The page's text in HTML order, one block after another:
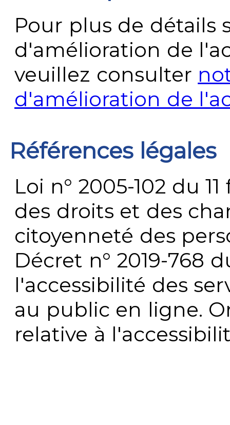
Pour plus de détails
d'amélioration de
veuillez consulter
d'amélioration de
Références légales
Loi n° 2005-102 du
des droits et des
citoyenneté des
Décret n° 2019-768
l'accessibilité des
au public en ligne.
relative à